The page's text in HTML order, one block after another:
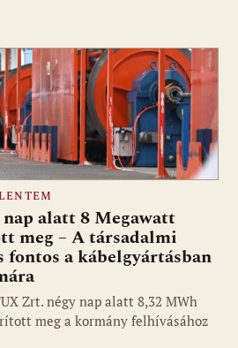
alatt 8 Megawatt
meg – A társadalmi
fontos a kábelgyártásban
Zrt. négy nap alatt 8,32 MWh
meg a kormány felhívásához